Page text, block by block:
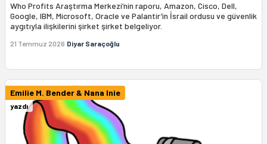
Who Profits Araştırma Merkezi’nin raporu, Amazon, Cisco, Dell,
Google, IBM, Microsoft, Oracle ve Palantir’in İsrail ordusu ve güvenlik
aygıtıyla ilişkilerini şirket şirket belgeliyor.
21 Temmuz 2026 Diyar Saraçoğlu
Emilie M. Bender & Nana Inie
yazdı